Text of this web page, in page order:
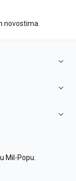
novostima.
Mil-Popu.